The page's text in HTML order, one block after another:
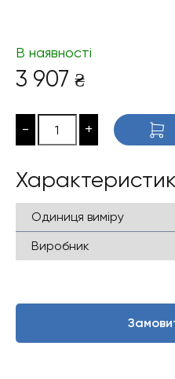
В наявності
3 907 ₴
- +
Одиниця виміру
Виробник